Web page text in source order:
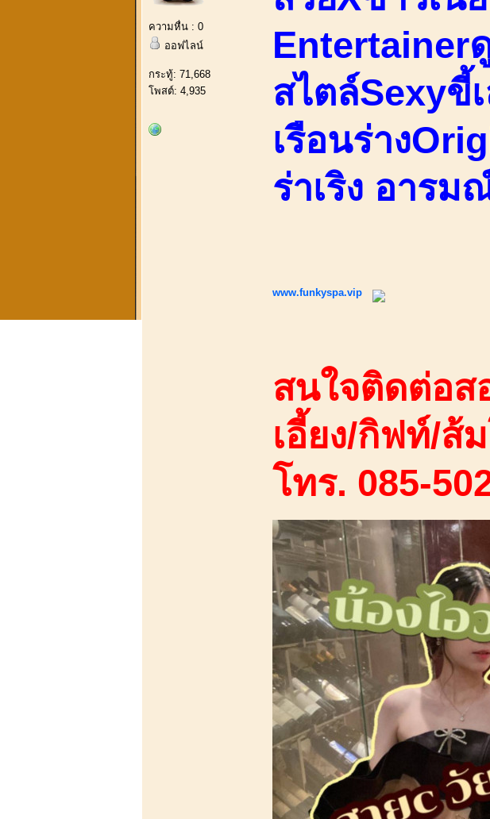
ความหื่น : 0
ออฟไลน์
กระทู้: 71,668
โพสต์: 4,935
Entertainer
สไตล์Sexyขี้
เรือนร่าง
ร่าเริง อารม
www.funkyspa.vip
สนใจติดต่อส
เอี้ยง/กิฟท์/ส้
โทร. 085-